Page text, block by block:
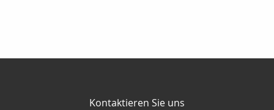
Kontaktieren Sie uns